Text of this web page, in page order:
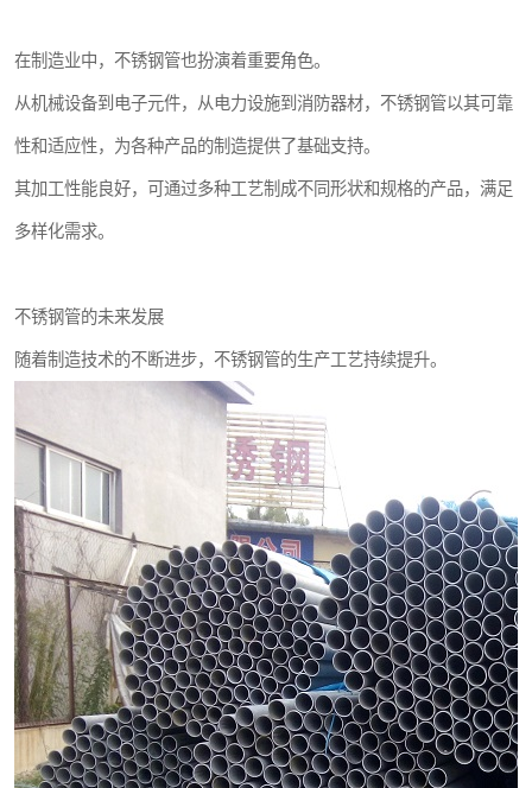
在制造业中，不锈钢管也扮演着重要角色。
从机械设备到电子元件，从电力设施到消防器材，不锈钢管以其可靠
性和适应性，为各种产品的制造提供了基础支持。
其加工性能良好，可通过多种工艺制成不同形状和规格的产品，满足
多样化需求。
不锈钢管的未来发展
随着制造技术的不断进步，不锈钢管的生产工艺持续提升。